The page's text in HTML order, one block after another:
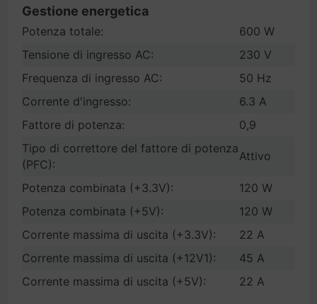
Gestione energetica
Potenza totale:
600 W
Tensione di ingresso AC:
230 V
Frequenza di ingresso AC:
50 Hz
Corrente d'ingresso:
6.3 A
Fattore di potenza:
0,9
Tipo di correttore del fattore di potenza
(PFC):
Attivo
Potenza combinata (+3.3V):
120 W
Potenza combinata (+5V):
120 W
Corrente massima di uscita (+3.3V):
22 A
Corrente massima di uscita (+12V1):
45 A
Corrente massima di uscita (+5V):
22 A